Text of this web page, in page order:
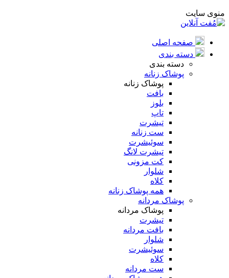
منوی سایت
صفحه اصلی
دسته بندی
دسته بندی
پوشاک زنانه
پوشاک زنانه
بافت
بلوز
تاپ
تیشرت
ست زنانه
سوئیشرت
تیشرت لانگ
کت مزونی
شلوار
کلاه
همه پوشاک زنانه
پوشاک مردانه
پوشاک مردانه
تیشرت
بافت مردانه
شلوار
سوئیشرت
کلاه
ست مردانه